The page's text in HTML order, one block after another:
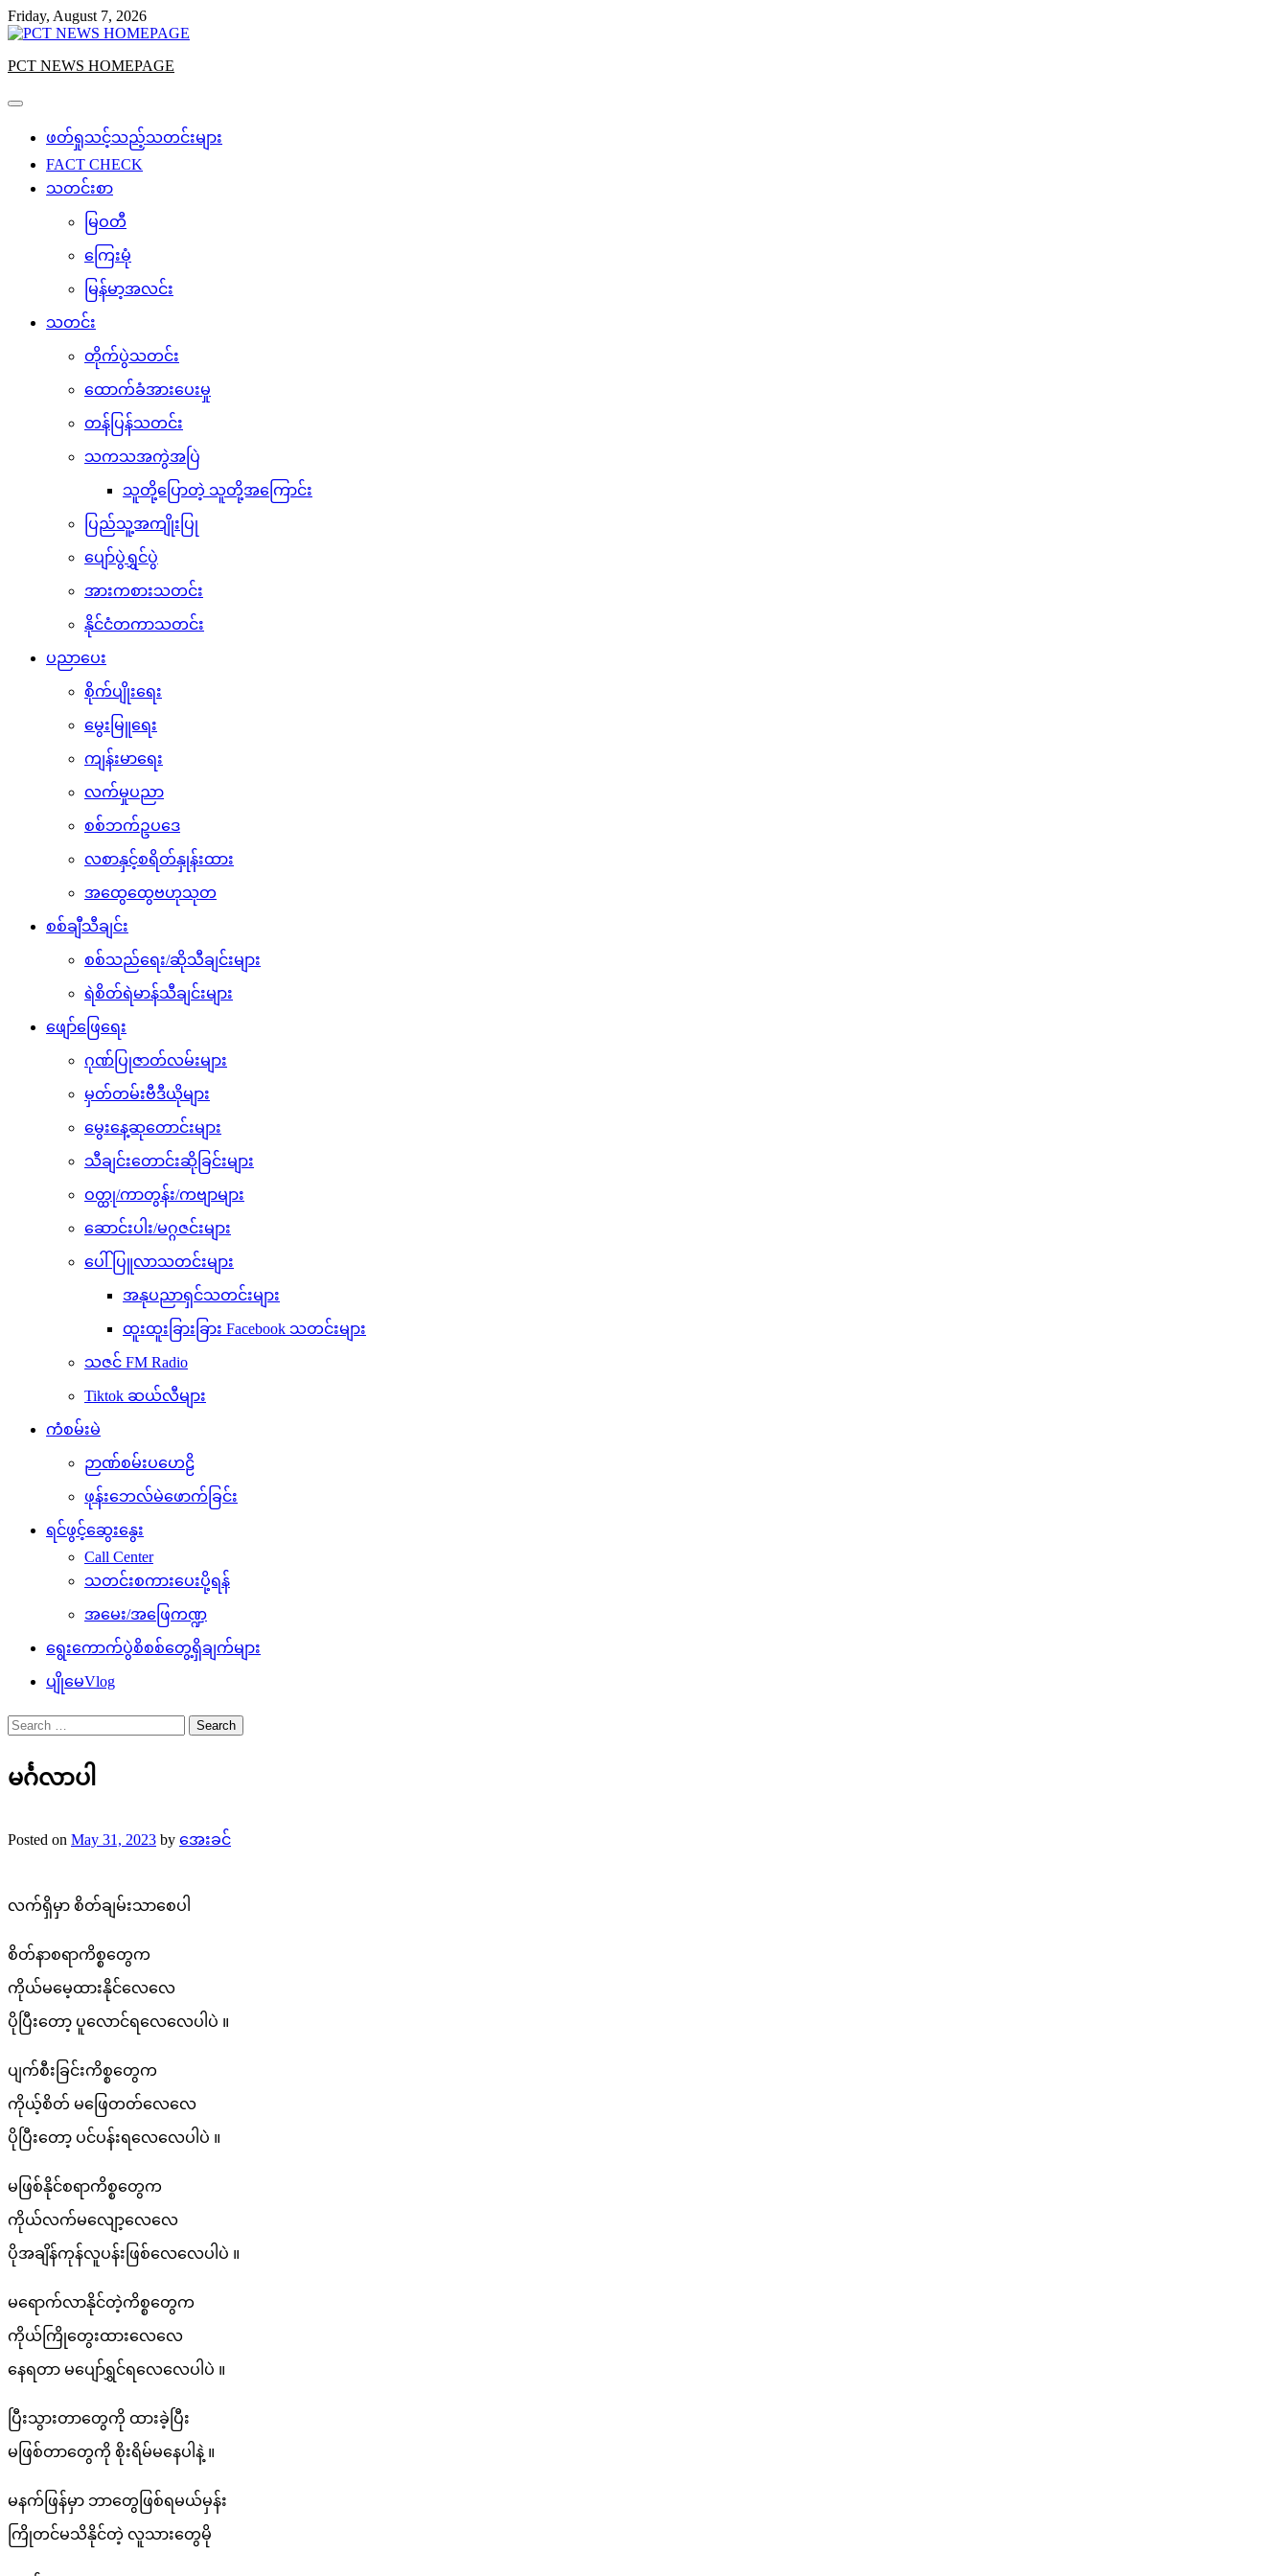
Skip
to
Friday, August 7, 2026
PCT NEWS HOMEPAGE
ဖတ်ရှုသင့်သည့်သတင်းများ
FACT CHECK
သတင်းစာ
မြဝတီ
ကြေးမုံ
မြန်မာ့အလင်း
သတင်း
တိုက်ပွဲသတင်း
ထောက်ခံအားပေးမှု
တန်ပြန်သတင်း
သကသအကွဲအပြဲ
သူတို့ပြောတဲ့ သူတို့အကြောင်း
ပြည်သူ့အကျိုးပြု
ပျော်ပွဲရွှင်ပွဲ
အားကစားသတင်း
နိုင်ငံတကာသတင်း
ပညာပေး
စိုက်ပျိုးရေး
မွေးမြူရေး
ကျန်းမာရေး
လက်မှုပညာ
စစ်ဘက်ဥပဒေ
လစာနှင့်စရိတ်နှုန်းထား
အထွေထွေဗဟုသုတ
စစ်ချီသီချင်း
စစ်သည်ရေး/ဆိုသီချင်းများ
ရဲစိတ်ရဲမာန်သီချင်းများ
ဖျော်ဖြေရေး
ဂုဏ်ပြုဇာတ်လမ်းများ
မှတ်တမ်းဗီဒီယိုများ
မွေးနေ့ဆုတောင်းများ
သီချင်းတောင်းဆိုခြင်းများ
ဝတ္ထု/ကာတွန်း/ကဗျာများ
ဆောင်းပါး/မဂ္ဂဇင်းများ
ပေါ်ပြူလာသတင်းများ
အနုပညာရှင်သတင်းများ
ထူးထူးခြားခြား Facebook သတင်းများ
သဇင် FM Radio
Tiktok ဆယ်လီများ
ကံစမ်းမဲ
ဉာဏ်စမ်းပဟေဠိ
ဖုန်းဘေလ်မဲဖောက်ခြင်း
ရင်ဖွင့်ဆွေးနွေး
Call Center
သတင်းစကားပေးပို့ရန်
အမေး/အဖြေကဏ္ဍ
ရွေးကောက်ပွဲစိစစ်တွေ့ရှိချက်များ
ပျိုမေVlog
Search
for:
မင်္ဂလာပါ
Posted on May 31, 2023 by အေးခင်
လက်ရှိမှာ စိတ်ချမ်းသာစေပါ
စိတ်နာစရာကိစ္စတွေက
ကိုယ်မမေ့ထားနိုင်လေလေ
ပိုပြီးတော့ ပူလောင်ရလေလေပါပဲ ။
ပျက်စီးခြင်းကိစ္စတွေက
ကိုယ့်စိတ် မဖြေတတ်လေလေ
ပိုပြီးတော့ ပင်ပန်းရလေလေပါပဲ ။
မဖြစ်နိုင်စရာကိစ္စတွေက
ကိုယ်လက်မလျော့လေလေ
ပိုအချိန်ကုန်လူပန်းဖြစ်လေလေပါပဲ ။
မရောက်လာနိုင်တဲ့ကိစ္စတွေက
ကိုယ်ကြိုတွေးထားလေလေ
နေရတာ မပျော်ရွှင်ရလေလေပါပဲ ။
ပြီးသွားတာတွေကို ထားခဲ့ပြီး
မဖြစ်တာတွေကို စိုးရိမ်မနေပါနဲ့ ။
မနက်ဖြန်မှာ ဘာတွေဖြစ်ရမယ်မှန်း
ကြိုတင်မသိနိုင်တဲ့ လူသားတွေမို